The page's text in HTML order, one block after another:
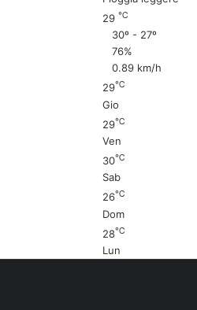
29℃
30º - 27º
76%
0.89 km/h
29℃
Gio
29℃
Ven
30℃
Sab
26℃
Dom
28℃
Lun